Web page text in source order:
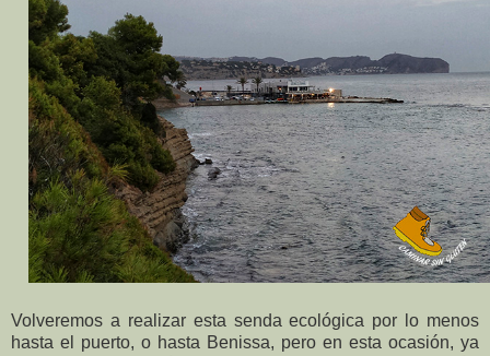
Volveremos a realizar esta senda ecológica por lo menos
hasta el puerto, o hasta Benissa, pero en esta ocasión, ya